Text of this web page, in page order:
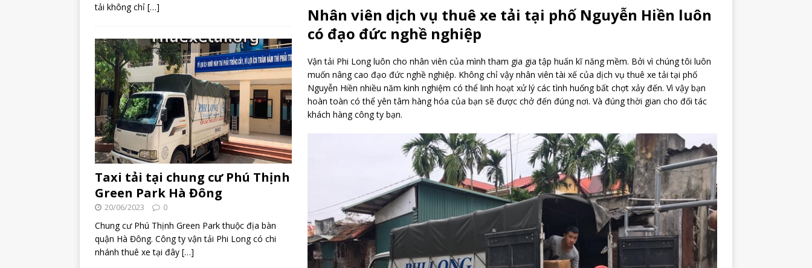
Nhân viên dịch vụ thuê xe tải tại phố Nguyễn Hiền luôn
có đạo đức nghề nghiệp
Vận tải Phi Long luôn cho nhân viên của mình tham gia gia tập huấn kĩ năng mềm. Bởi vì chúng tôi luôn
muốn nâng cao đạo đức nghề nghiệp. Không chỉ vậy nhân viên tài xế của dịch vụ thuê xe tải tại phố
Nguyễn Hiền nhiều năm kinh nghiệm có thể linh hoạt xử lý các tình huống bất chợt xảy đến. Vì vậy bạn
hoàn toàn có thể yên tâm hàng hóa của bạn sẽ được chở đến đúng nơi. Và đúng thời gian cho đối tác
khách hàng công ty bạn.
tải không chỉ […]
Taxi tải tại chung cư Phú Thịnh
Green Park Hà Đông
20/06/2023 0
Chung cư Phú Thịnh Green Park thuộc địa bàn
quận Hà Đông. Công ty vận tải Phi Long có chi
nhánh thuê xe tại đây […]